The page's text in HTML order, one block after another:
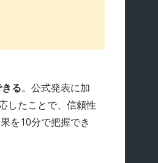
る。公式発表に加
したことで、信頼性
を10分で把握でき